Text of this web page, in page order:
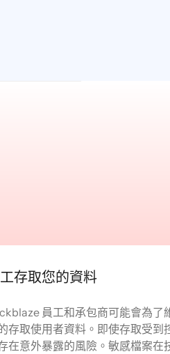
存取您的資料
員工和承包商可能會為了
存取使用者資料。即使存取受到
在意外暴露的風險。敏感檔案在